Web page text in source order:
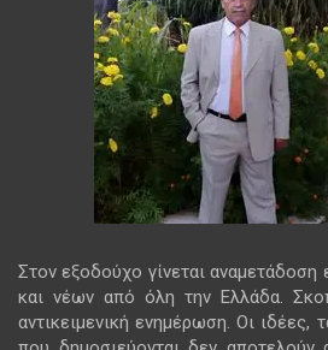
Στον εξοδούχο γίνεται
και νέων από όλη την Ελλάδα.
αντικειμενική ενημέρωση. Οι ιδέες,